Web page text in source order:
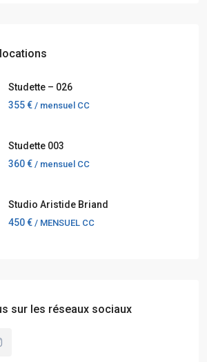
Studette – 026
355 € / mensuel CC
Studette 003
360 € / mensuel CC
Studio Aristide Briand
450 € / MENSUEL CC
sur les réseaux sociaux